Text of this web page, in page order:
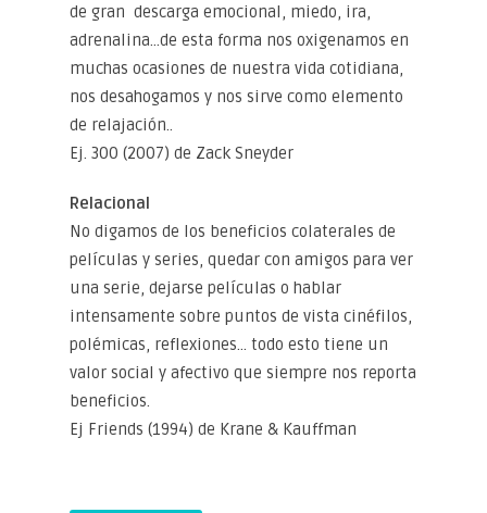
de gran descarga emocional, miedo, ira,
adrenalina…de esta forma nos oxigenamos en
muchas ocasiones de nuestra vida cotidiana,
nos desahogamos y nos sirve como elemento
de relajación..
Ej. 300 (2007) de Zack Sneyder
Relacional
No digamos de los beneficios colaterales de
películas y series, quedar con amigos para ver
una serie, dejarse películas o hablar
intensamente sobre puntos de vista cinéfilos,
polémicas, reflexiones… todo esto tiene un
valor social y afectivo que siempre nos reporta
beneficios.
Ej Friends (1994) de Krane & Kauffman